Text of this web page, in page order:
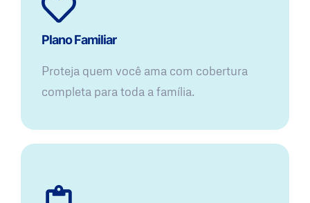
Plano Familiar
Proteja quem você ama com cobertura
completa para toda a família.